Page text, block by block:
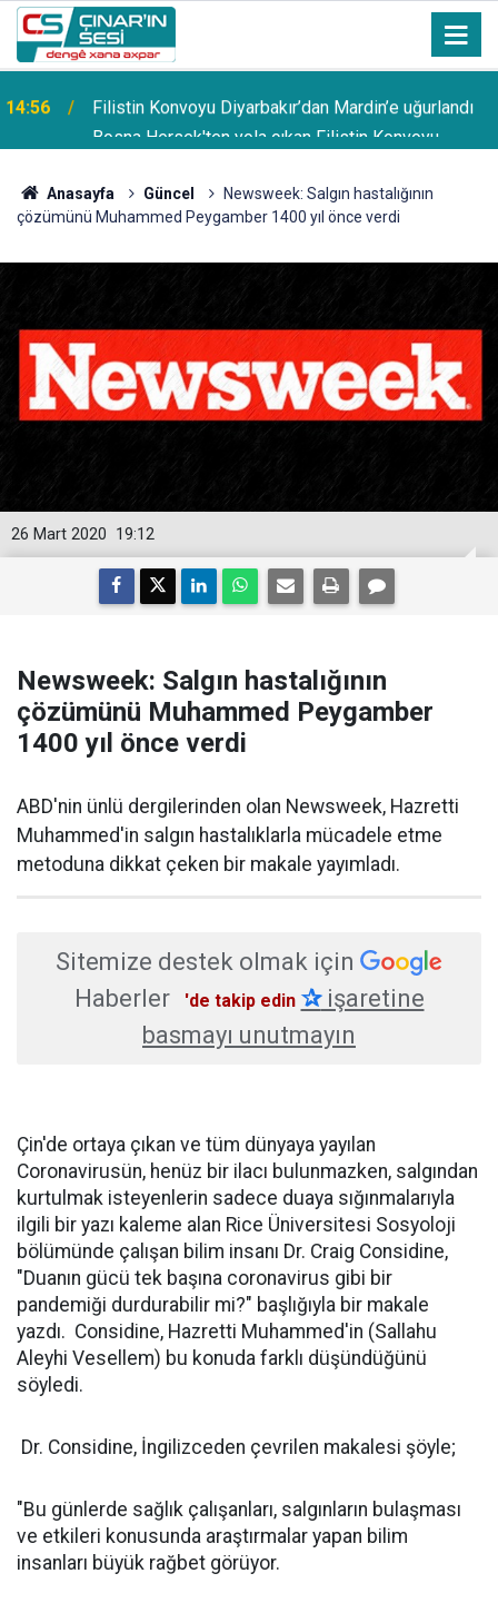
14:51
Bosna Hersek'ten yola çıkan Filistin Konvoyu
Diyarbakır'da coşkuyla karşılandı
Anasayfa Güncel
Newsweek: Salgın hastalığının
çözümünü Muhammed Peygamber 1400 yıl önce verdi
19:12
26 Mart 2020
Newsweek: Salgın hastalığının
çözümünü Muhammed Peygamber
1400 yıl önce verdi
​ABD'nin ünlü dergilerinden olan Newsweek, Hazretti
Muhammed'in salgın hastalıklarla mücadele etme
metoduna dikkat çeken bir makale yayımladı.
Sitemize destek olmak için
Haberler
'de takip edin ✰işaretine
basmayı unutmayın
Çin'de ortaya çıkan ve tüm dünyaya yayılan
Coronavirusün, henüz bir ilacı bulunmazken, salgından
kurtulmak isteyenlerin sadece duaya sığınmalarıyla
ilgili bir yazı kaleme alan Rice Üniversitesi Sosyoloji
bölümünde çalışan bilim insanı Dr. Craig Considine,
"Duanın gücü tek başına coronavirus gibi bir
pandemiği durdurabilir mi?" başlığıyla bir makale
yazdı. Considine, Hazretti Muhammed'in (Sallahu
Aleyhi Vesellem) bu konuda farklı düşündüğünü
söyledi.
Dr. Considine, İngilizceden çevrilen makalesi şöyle;
"Bu günlerde sağlık çalışanları, salgınların bulaşması
ve etkileri konusunda araştırmalar yapan bilim
insanları büyük rağbet görüyor.